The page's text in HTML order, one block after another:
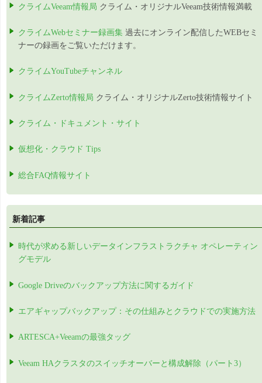
クライムVeeam情報局 クライム・オリジナルVeeam技術情報満載
クライムWebセミナー録画集 過去にオンライン配信したWEBセミ
ナーの録画をご覧いただけます。
クライムYouTubeチャンネル
クライムZerto情報局 クライム・オリジナルZerto技術情報サイト
クライム・ドキュメント・サイト
仮想化・クラウド Tips
総合FAQ情報サイト
新着記事
時代が求める新しいデータインフラストラクチャ オペレーティン
グモデル
Google Driveのバックアップ方法に関するガイド
エアギャップバックアップ：その仕組みとクラウドでの実施方法
ARTESCA+Veeamの最強タッグ
Veeam HAクラスタのスイッチオーバーと構成解除（パート3）